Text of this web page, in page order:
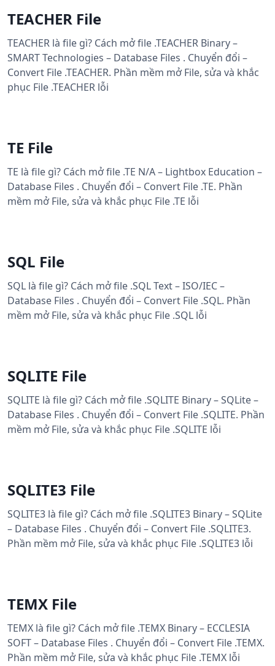
TEACHER File
TEACHER là file gì? Cách mở file .TEACHER Binary –
SMART Technologies – Database Files . Chuyển đổi –
Convert File .TEACHER. Phần mềm mở File, sửa và khắc
phục File .TEACHER lỗi
TE File
TE là file gì? Cách mở file .TE N/A – Lightbox Education –
Database Files . Chuyển đổi – Convert File .TE. Phần
mềm mở File, sửa và khắc phục File .TE lỗi
SQL File
SQL là file gì? Cách mở file .SQL Text – ISO/IEC –
Database Files . Chuyển đổi – Convert File .SQL. Phần
mềm mở File, sửa và khắc phục File .SQL lỗi
SQLITE File
SQLITE là file gì? Cách mở file .SQLITE Binary – SQLite –
Database Files . Chuyển đổi – Convert File .SQLITE. Phần
mềm mở File, sửa và khắc phục File .SQLITE lỗi
SQLITE3 File
SQLITE3 là file gì? Cách mở file .SQLITE3 Binary – SQLite
– Database Files . Chuyển đổi – Convert File .SQLITE3.
Phần mềm mở File, sửa và khắc phục File .SQLITE3 lỗi
TEMX File
TEMX là file gì? Cách mở file .TEMX Binary – ECCLESIA
SOFT – Database Files . Chuyển đổi – Convert File .TEMX.
Phần mềm mở File, sửa và khắc phục File .TEMX lỗi